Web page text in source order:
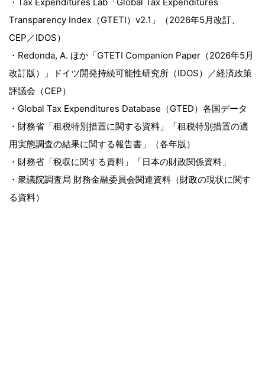
・Tax Expenditures Lab「Global Tax Expenditures
Transparency Index（GTETI）v2.1」（2026年5月改訂、
CEP／IDOS）
・Redonda, A. ほか「GTETI Companion Paper（2026年5月
改訂版）」ドイツ開発持続可能性研究所（IDOS）／経済政策
評議会（CEP）
・Global Tax Expenditures Database（GTED）各国データ
・財務省「租税特別措置に関する資料」「租税特別措置の適
用実態調査の結果に関する報告書」（各年版）
・財務省「税収に関する資料」「日本の財政関係資料」
・衆議院調査局 財務金融委員会関連資料（財政の現状に関す
る資料）